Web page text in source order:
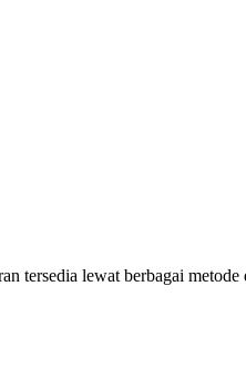
tersedia lewat berbagai metode